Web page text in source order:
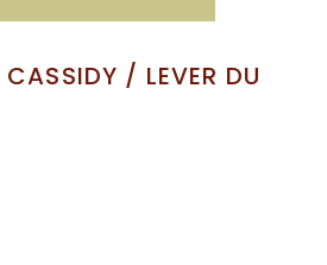
/ LEVER DU